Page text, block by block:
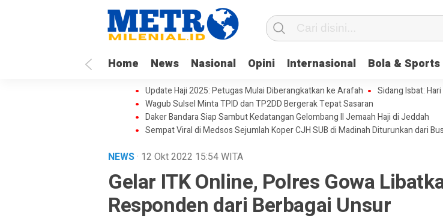
Home News Nasional Opini Internasional Bola & Sports
Update Haji 2025: Petugas Mulai Diberangkatkan ke Arafah
Sidang Isbat:
Wagub Sulsel Minta TPID dan TP2DD Bergerak Tepat Sasaran
Daker Bandara Siap Sambut Kedatangan Gelombang II Jemaah Haji di Jeddah
Sempat Viral di Medsos Sejumlah Koper CJH SUB di Madinah Diturunkan dari
NEWS· 12 Okt 2022 15:54WITA
Gelar ITK Online, Polres Gowa
Responden dari Berbagai Unsur